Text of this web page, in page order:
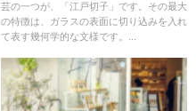
う
芸の一つが、「江戸切子」です。その最大
の特徴は、ガラスの表面に切り込みを入れ
て表す幾何学的な文様です。...